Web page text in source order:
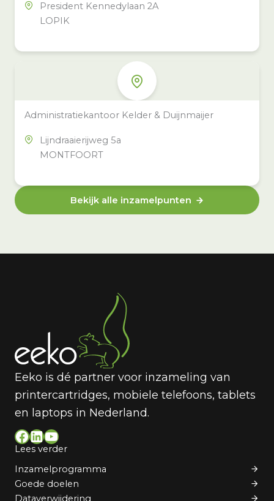
President Kennedylaan 2A
LOPIK
Administratiekantoor Kelder & Duijnmaijer
Lijndraaierijweg 5a
MONTFOORT
Bekijk alle inzamelpunten
Eeko is dé partner voor inzameling van
printercartridges, mobiele telefoons, tablets
en laptops in Nederland.
Facebook LinkedIn YouTube
Lees verder
Inzamelprogramma
Goede doelen